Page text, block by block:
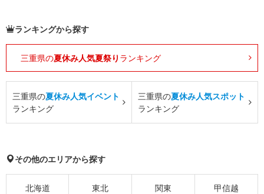
ランキングから探す
三重県の夏休み人気夏祭り ランキング
三重県の夏休み人気イベント
ランキング
三重県の夏休み人気スポット
ランキング
その他のエリアから探す
北海道 東北 関東 甲信越